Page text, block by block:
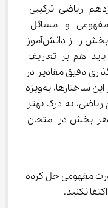
سوالات درس حسابان۲ یازدهم ریاضی ترکیبی
مفهومی و مسائل
محاسباتی است که تسلط بر هر سه بخش را از دانش‌آموز
باید هم بر تعاریف
دقیق مقادیر در
فرمول‌های اصلی را داشته باشد. مرور این ساختارها، به‌ویژه
ریاضی، به درک بهتر
بخش در امتحان
صورت مفهومی حل کرده